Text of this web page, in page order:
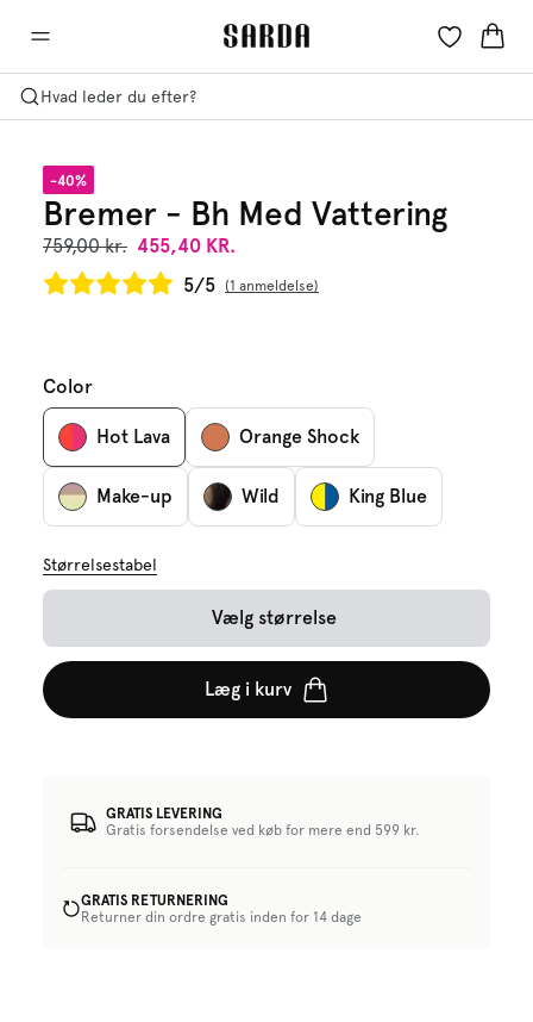
Hvad leder du efter?
-40%
Bremer - Bh Med Vattering
759,00 kr. 455,40 KR.
5/5
1 anmeldelse
Color
Hot Lava Orange Shock
Make-up Wild King Blue
Størrelsestabel
Vælg størrelse
Læg i kurv
GRATIS LEVERING
Gratis forsendelse ved køb for mere end 599 kr.
GRATIS RETURNERING
Returner din ordre gratis inden for 14 dage